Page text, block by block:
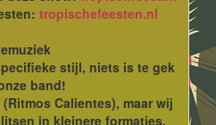
tropischefeesten.nl
stijl, niets is te gek
band!
Calientes), maar wij
in kleinere formaties.